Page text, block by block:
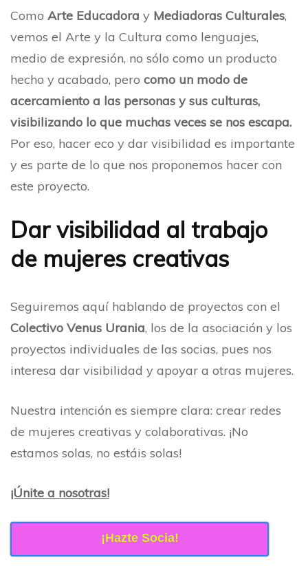
Como Arte Educadora y Mediadoras Culturales,
vemos el Arte y la Cultura como lenguajes,
medio de expresión, no sólo como un producto
hecho y acabado, pero como un modo de
acercamiento a las personas y sus culturas,
visibilizando lo que muchas veces se nos escapa.
Por eso, hacer eco y dar visibilidad es importante
y es parte de lo que nos proponemos hacer con
este proyecto.
Dar visibilidad al trabajo
de mujeres creativas
Seguiremos aquí hablando de proyectos con el
Colectivo Venus Urania, los de la asociación y los
proyectos individuales de las socias, pues nos
interesa dar visibilidad y apoyar a otras mujeres.
Nuestra intención es siempre clara: crear redes
de mujeres creativas y colaborativas. ¡No
estamos solas, no estáis solas!
¡Únite a nosotras!
¡Hazte Socia!